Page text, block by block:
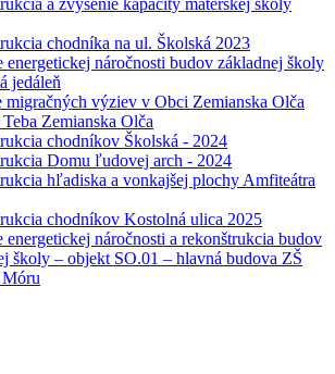
a zvýšenie kapacity materskej školy
chodníka na ul. Školská 2023
energetickej náročnosti budov základnej školy
jedáleň
migračných výziev v Obci Zemianska Olča
Zemianska Olča
chodníkov Školská - 2024
Domu ľudovej arch - 2024
hľadiska a vonkajšej plochy Amfiteátra
chodníkov Kostolná ulica 2025
energetickej náročnosti a rekonštrukcia budov
školy – objekt SO.01 – hlavná budova ZŠ
Móru